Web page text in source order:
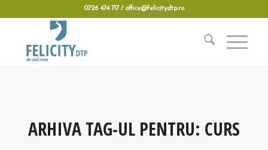
0726 474 717 / office@felicitydtp.ro
ARHIVA TAG-UL PENTRU: CURS